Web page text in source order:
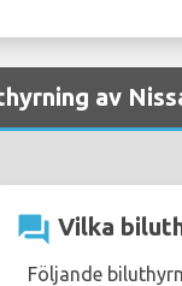
av
question_answer Vilka
Följande